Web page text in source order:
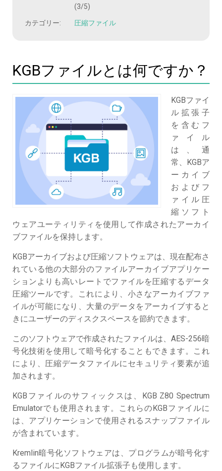
(3/5)
カテゴリー: 圧縮ファイル
KGBファイルとは何ですか？
KGBファイ
ル拡張子
を含むフ
ァイル
は、通
常、KGBア
ーカイブ
およびフ
ァイル圧
縮ソフト
ウェアユーティリティを使用して作成されたアーカイ
ブファイルを保持します。
KGBアーカイブおよび圧縮ソフトウェアは、現在配布さ
れている他の大部分のファイルアーカイブアプリケー
ションよりも高いレートでファイルを圧縮するデータ
圧縮ツールです。これにより、小さなアーカイブファ
イルが可能になり、大量のデータをアーカイブすると
きにユーザーのディスクスペースを節約できます。
このソフトウェアで作成されたファイルは、AES-256暗
号化技術を使用して暗号化することもできます。これ
により、圧縮データファイルにセキュリティ要素が追
加されます。
KGBファイルのサフィックスは、KGB Z80 Spectrum
Emulatorでも使用されます。これらのKGBファイルに
は、アプリケーションで使用されるスナップファイル
が含まれています。
Kremlin暗号化ソフトウェアは、プログラムが暗号化す
るファイルにKGBファイル拡張子も使用します。